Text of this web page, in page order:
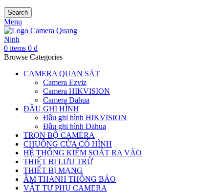
Search
Menu
0 items 0 ₫
Browse Categories
CAMERA QUAN SÁT
Camera Ezviz
Camera HIKVISION
Camera Dahua
ĐẦU GHI HÌNH
Đầu ghi hình HIKVISION
Đầu ghi hình Dahua
TRỌN BỘ CAMERA
CHUÔNG CỬA CÓ HÌNH
HỆ THỐNG KIỂM SOÁT RA VÀO
THIẾT BỊ LƯU TRỮ
THIẾT BỊ MẠNG
ÂM THANH THÔNG BÁO
VẬT TƯ PHỤ CAMERA